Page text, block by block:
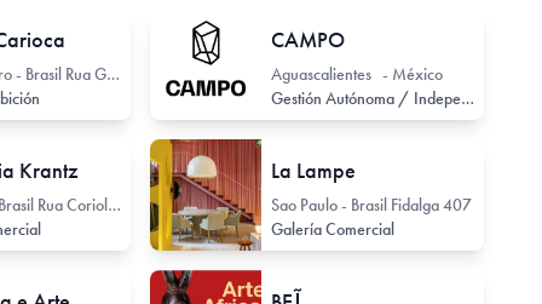
Río de Janeiro - Brasil Rua Gonçalves Ledo 17
CAMPO
Aguascalientes - México
Gestión Autónoma / Independiente
Krantz
Sao Paulo - Brasil Rua Coriolano 71
La Lampe
Sao Paulo - Brasil Fidalga 407
Galería Comercial